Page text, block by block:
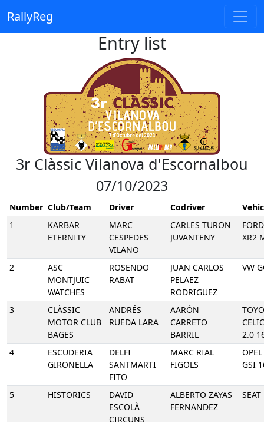
RallyReg
Entry list
3r Clàssic Vilanova d'Escornalbou
07/10/2023
Number Club/Team Driver Codriver
1
KARBAR
ETERNITY
MARC
CESPEDES
VILANO
CARLES TURON
JUVANTENY
XR2
2
ASC
MONTJUIC
WATCHES
ROSENDO
RABAT
JUAN CARLOS
PELAEZ
RODRIGUEZ
VW
3
CLÀSSIC
MOTOR CLUB
BAGES
ANDRÉS
RUEDA LARA
AARÓN
CARRETO
BARRIL
2.0
4
ESCUDERIA
GIRONELLA
DELFI
SANTMARTI
FITO
MARC RIAL
FIGOLS
GSI
5 HISTORICS
DAVID
ESCOLÀ
CIRCUNS
ALBERTO ZAYAS
FERNANDEZ